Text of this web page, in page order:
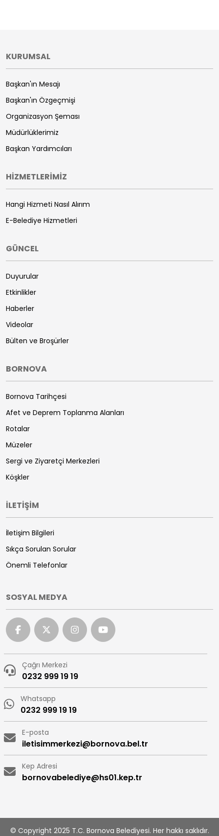
KURUMSAL
Başkan'ın Mesajı
Başkan'ın Özgeçmişi
Organizasyon Şeması
Müdürlüklerimiz
Başkan Yardımcıları
HİZMETLERİMİZ
Hangi Hizmeti Nasıl Alırım
E-Belediye Hizmetleri
GÜNCEL
Duyurular
Etkinlikler
Haberler
Videolar
Bülten ve Broşürler
BORNOVA
Bornova Tarihçesi
Afet ve Deprem Toplanma Alanları
Rotalar
Müzeler
Sergi ve Ziyaretçi Merkezleri
Köşkler
İLETİŞİM
İletişim Bilgileri
Sıkça Sorulan Sorular
Önemli Telefonlar
SOSYAL MEDYA
Çağrı Merkezi
0232 999 19 19
Whatsapp
0232 999 19 19
E-posta
iletisimmerkezi@bornova.bel.tr
Kep Adresi
bornovabelediye@hs01.kep.tr
© Copyright 2025 T.C. Bornova Belediyesi. Her hakkı saklıdır.